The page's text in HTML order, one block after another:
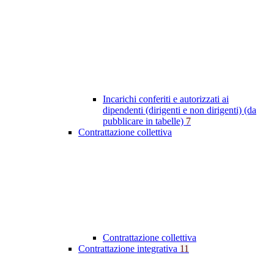
Incarichi conferiti e autorizzati ai
dipendenti (dirigenti e non dirigenti) (da
pubblicare in tabelle) 7
Contrattazione collettiva
Contrattazione collettiva
Contrattazione integrativa 11